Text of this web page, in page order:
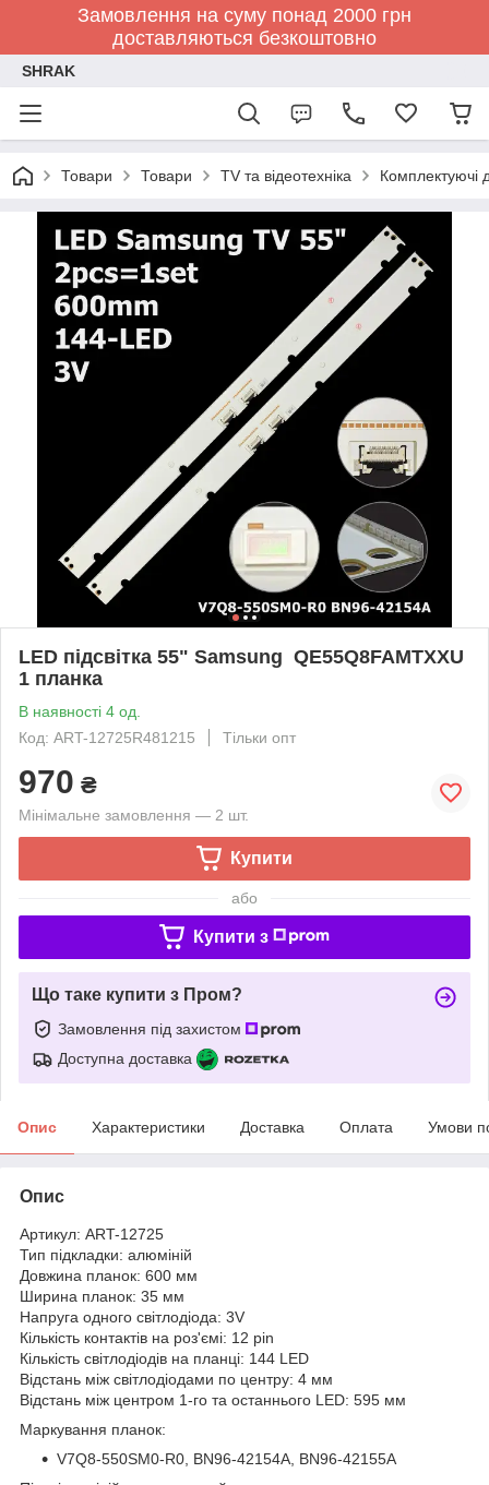
Замовлення на суму понад 2000 грн
доставляються безкоштовно
SHRAK
Товари Товари TV та відеотехніка Комплектуючі
LED підсвітка 55" Samsung QE55Q8FAMTXXU
1 планка
В наявності 4 од.
Код: ART-12725R481215
Тільки опт
970 ₴
Мінімальне замовлення — 2 шт.
Купити
або
Купити з
Що таке купити з Пром?
Замовлення під захистом
Доступна доставка
Опис Характеристики Доставка Оплата Умови
Опис
Артикул: ART-12725
Тип підкладки: алюміній
Довжина планок: 600 мм
Ширина планок: 35 мм
Напруга одного світлодіода: 3V
Кількість контактів на роз'ємі: 12 pin
Кількість світлодіодів на планці: 144 LED
Відстань між світлодіодами по центру: 4 мм
Відстань між центром 1-го та останнього LED: 595 мм
Маркування планок:
V7Q8-550SM0-R0, BN96-42154A, BN96-42155A